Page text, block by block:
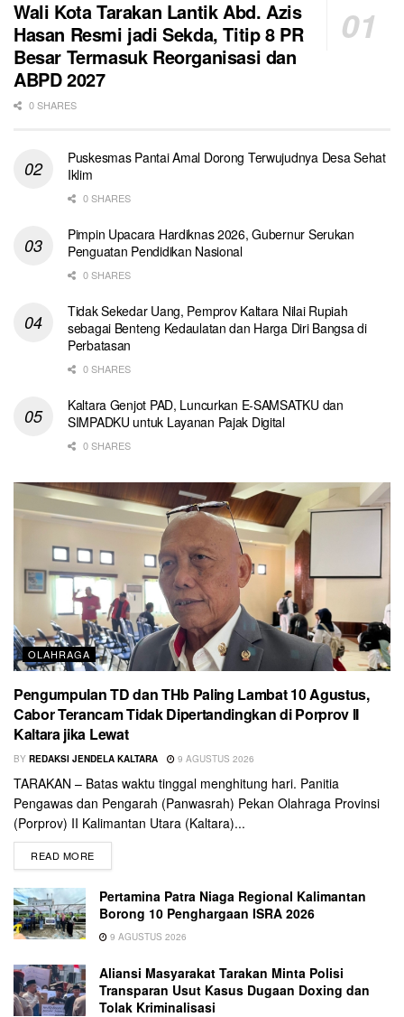
Wali Kota Tarakan Lantik Abd. Azis
Hasan Resmi jadi Sekda, Titip 8 PR
Besar Termasuk Reorganisasi dan
ABPD 2027
0 SHARES
Puskesmas Pantai Amal Dorong Terwujudnya Desa Sehat
Iklim
0 SHARES
Pimpin Upacara Hardiknas 2026, Gubernur Serukan
Penguatan Pendidikan Nasional
0 SHARES
Tidak Sekedar Uang, Pemprov Kaltara Nilai Rupiah
sebagai Benteng Kedaulatan dan Harga Diri Bangsa di
Perbatasan
0 SHARES
Kaltara Genjot PAD, Luncurkan E-SAMSATKU dan
SIMPADKU untuk Layanan Pajak Digital
0 SHARES
OLAHRAGA
Pengumpulan TD dan THb Paling Lambat 10 Agustus,
Cabor Terancam Tidak Dipertandingkan di Porprov II
Kaltara jika Lewat
BY REDAKSI JENDELA KALTARA 9 AGUSTUS 2026
TARAKAN – Batas waktu tinggal menghitung hari. Panitia
Pengawas dan Pengarah (Panwasrah) Pekan Olahraga Provinsi
(Porprov) II Kalimantan Utara (Kaltara)...
READ MORE
Pertamina Patra Niaga Regional Kalimantan
Borong 10 Penghargaan ISRA 2026
9 AGUSTUS 2026
Aliansi Masyarakat Tarakan Minta Polisi
Transparan Usut Kasus Dugaan Doxing dan
Tolak Kriminalisasi